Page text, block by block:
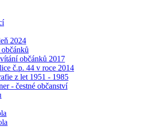
2024
vítání občánků 2017
č.p. 44 v roce 2014
z let 1951 - 1985
- čestné občanství